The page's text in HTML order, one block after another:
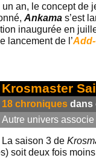
un an, le concept de
Ankama s’est
inaugurée en
lancement de l’
Krosmaster
18 chroniques dans
Autre univers
La saison 3 de
soit deux fois